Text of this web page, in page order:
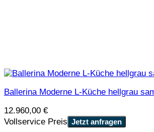
Ballerina Moderne L-Küche hellgrau
12.960,00 €
Vollservice Preis Jetzt anfragen